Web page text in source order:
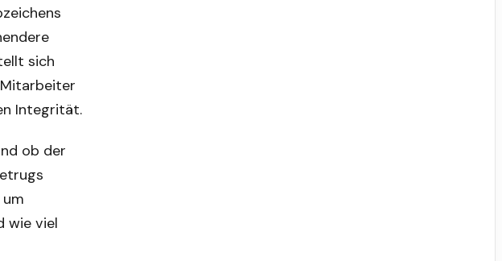
sich
Integrität.
ob der
wie viel